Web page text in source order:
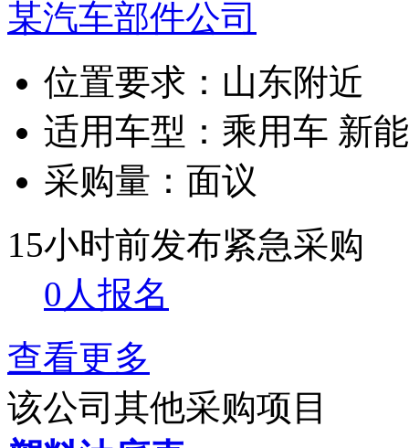
某汽车部件公司
位置要求： 山东附近
适用车型： 乘用车 新
采购量： 面议
15小时前发布紧急采购
0人报名
查看更多
该公司其他采购项目